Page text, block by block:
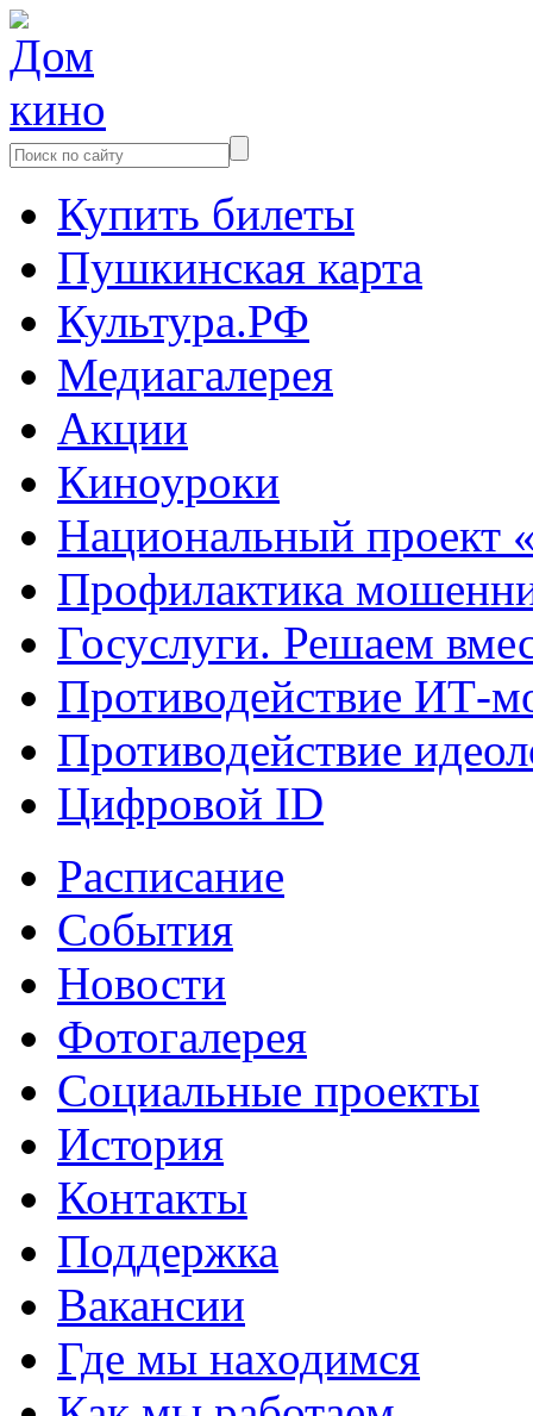
Купить билеты
Пушкинская карта
Культура.РФ
Медиагалерея
Акции
Киноуроки
Национальный проект
Профилактика
Госуслуги. Решаем
Противодействие ИТ-
Противодействие
Цифровой ID
Расписание
События
Новости
Фотогалерея
Социальные проекты
История
Контакты
Поддержка
Вакансии
Где мы находимся